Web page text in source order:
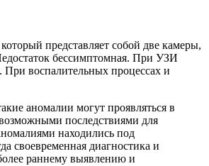
представляет собой две камеры,
бессимптомная. При УЗИ
При воспалительных процессах и
аномалии могут проявляться в
последствиями для
находились под
своевременная диагностика и
раннему выявлению и